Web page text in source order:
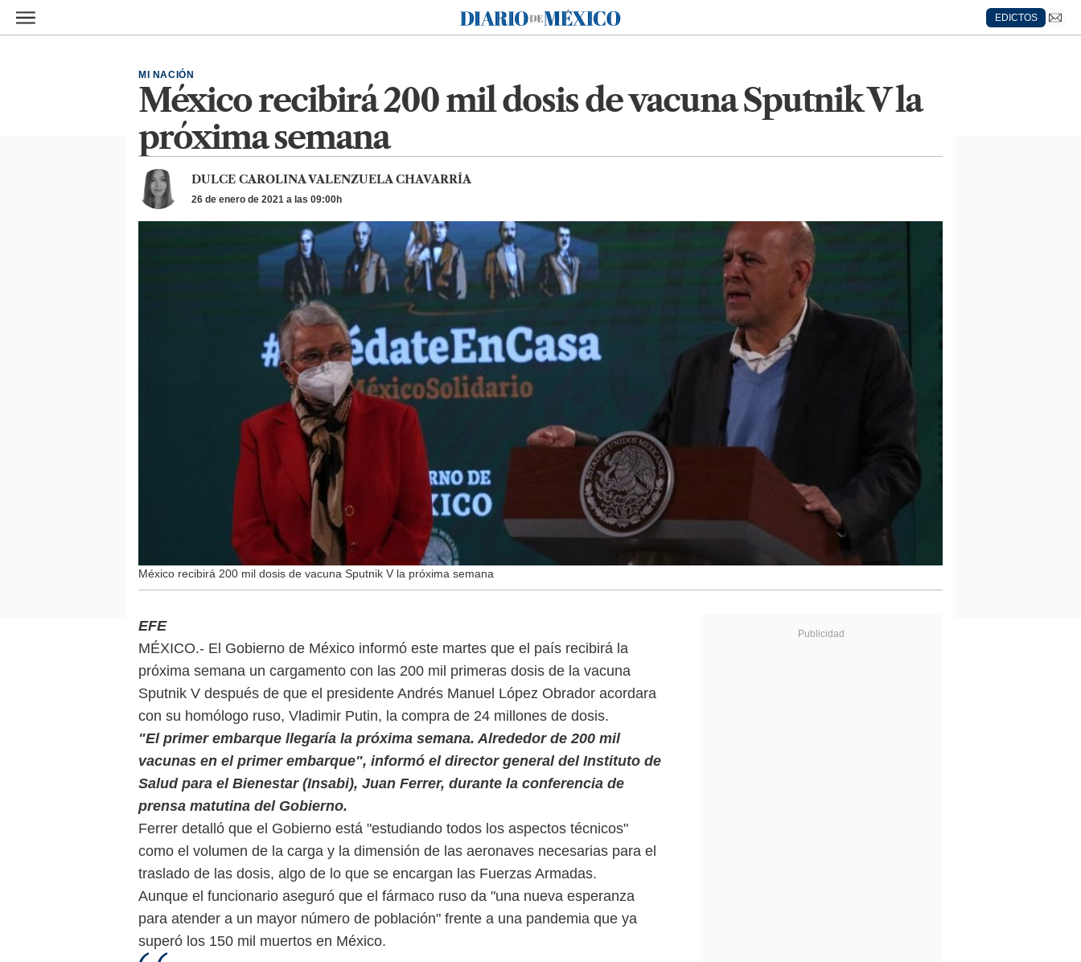
Ir al contenido principal
Diario de México
EDICTOS
México recibirá 200 mil dosis de vacuna Sputnik V la
próxima semana
MI NACIÓN
DULCE CAROLINA VALENZUELA CHAVARRÍA
26 de enero de 2021 a las 09:00h
México recibirá 200 mil dosis de vacuna Sputnik V la próxima semana
EFE
MÉXICO.- El Gobierno de México informó este martes que el país recibirá la
próxima semana un cargamento con las 200 mil primeras dosis de la vacuna
Sputnik V después de que el presidente Andrés Manuel López Obrador acordara
con su homólogo ruso, Vladimir Putin, la compra de 24 millones de dosis.
"El primer embarque llegaría la próxima semana. Alrededor de 200 mil
vacunas en el primer embarque", informó el director general del Instituto de
Salud para el Bienestar (Insabi), Juan Ferrer, durante la conferencia de
prensa matutina del Gobierno.
Ferrer detalló que el Gobierno está "estudiando todos los aspectos técnicos"
como el volumen de la carga y la dimensión de las aeronaves necesarias para el
traslado de las dosis, algo de lo que se encargan las Fuerzas Armadas.
Aunque el funcionario aseguró que el fármaco ruso da "una nueva esperanza
para atender a un mayor número de población" frente a una pandemia que ya
superó los 150 mil muertos en México.